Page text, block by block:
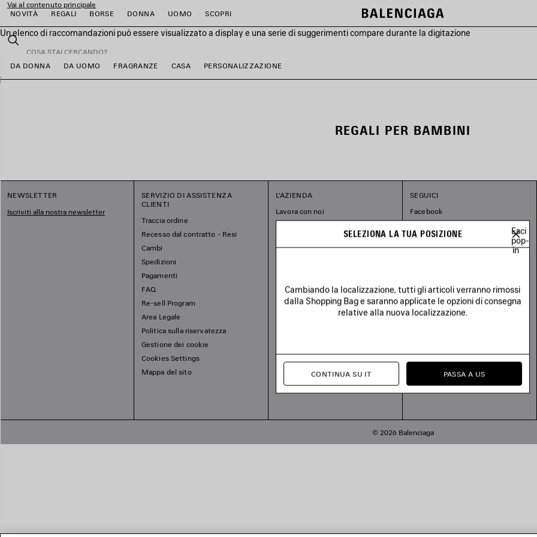
Vai al contenuto principale
NOVITÀ
REGALI BORSE DONNA UOMO SCOPRI
Un elenco di raccomandazioni può essere visualizzato a display e una serie di suggerimenti compare durante la digitazione
Cerca
close the banner
DA DONNA DA UOMO FRAGRANZE CASA PERSONALIZZAZIONE
REGALI PER BAMBINI
NEWSLETTER
Iscriviti alla nostra newsletter
SERVIZIO DI ASSISTENZA
CLIENTI
Traccia ordine
Recesso dal contratto - Resi
Cambi
Spedizioni
Pagamenti
FAQ
Re-sell Program
Area Legale
Politica sulla riservatezza
Gestione dei cookie
Cookies Settings
Mappa del sito
L'AZIENDA
Lavora con noi
SEGUICI
Facebook
Tiktok
© 2026 Balenciaga
SELEZIONA LA TUA POSIZIONE
Esci
pop-
in
Cambiando la localizzazione, tutti gli articoli verranno rimossi
dalla Shopping Bag e saranno applicate le opzioni di consegna
relative alla nuova localizzazione.
CONTINUA SU IT PASSA A US